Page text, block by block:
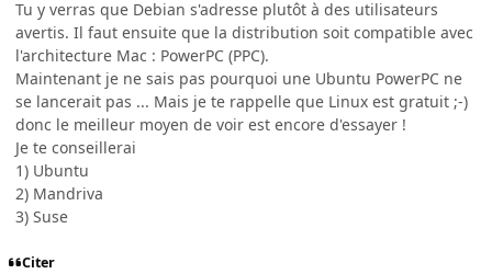
Tu y verras que Debian s'adresse plutôt à des utilisateurs
avertis. Il faut ensuite que la distribution soit compatible avec
l'architecture Mac : PowerPC (PPC).
Maintenant je ne sais pas pourquoi une Ubuntu PowerPC ne
se lancerait pas ... Mais je te rappelle que Linux est gratuit ;-)
donc le meilleur moyen de voir est encore d'essayer !
Je te conseillerai
1) Ubuntu
2) Mandriva
3) Suse
Citer